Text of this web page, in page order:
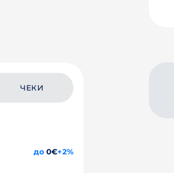
ЧЕКИ
до0€+2%